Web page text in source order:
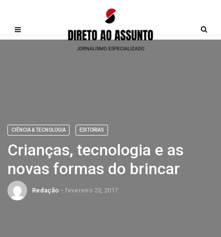
CIÊNCIA & TECNOLOGIA EDITORIAS
Crianças, tecnologia e as
novas formas do brincar
Redação fevereiro 22, 2017